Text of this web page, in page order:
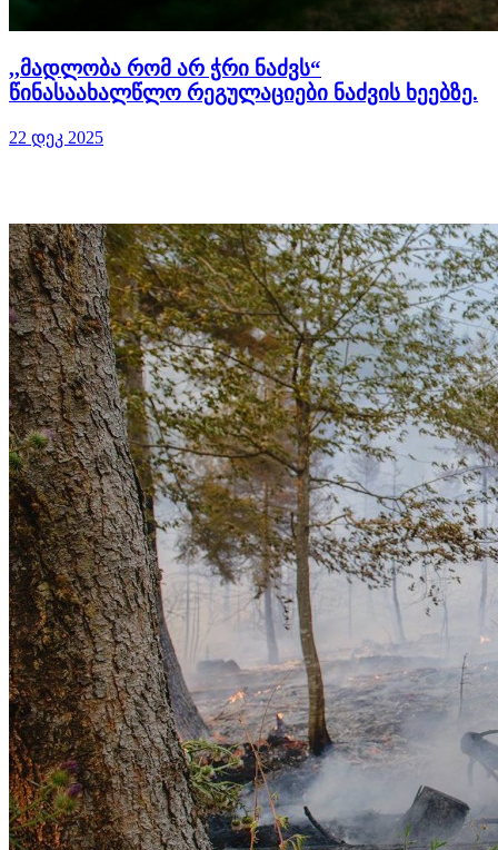
,,მადლობა რომ არ ჭრი ნაძვს“
წინასაახალწლო რეგულაციები ნაძვის ხეებზე.
22 დეკ 2025